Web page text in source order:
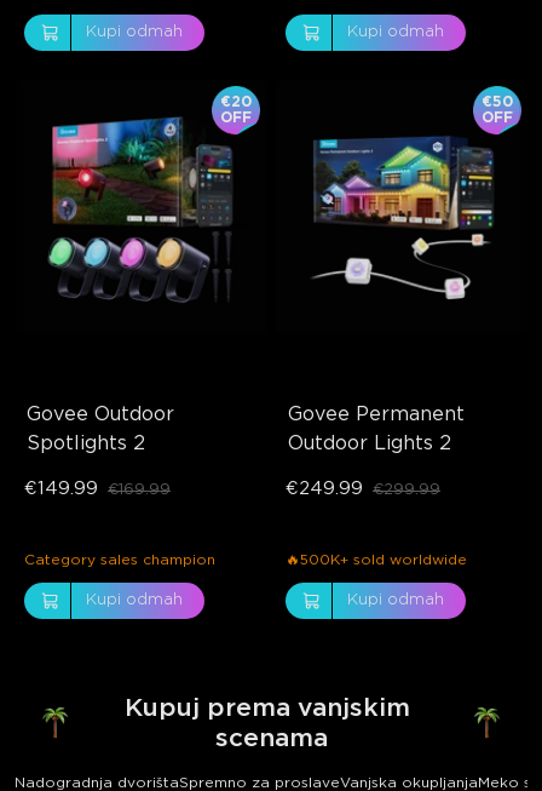
Kupi odmah Kupi odmah
Govee Outdoor
Spotlights 2
€20
OFF
€149.99 €169.99
Category sales champion
Kupi odmah
Govee Permanent
Outdoor Lights 2
€50
OFF
€249.99 €299.99
🔥500K+ sold worldwide
Kupi odmah
Kupuj prema vanjskim
scenama
Nadogradnja dvorištaSpremno za proslaveVanjska okupljanjaMeko